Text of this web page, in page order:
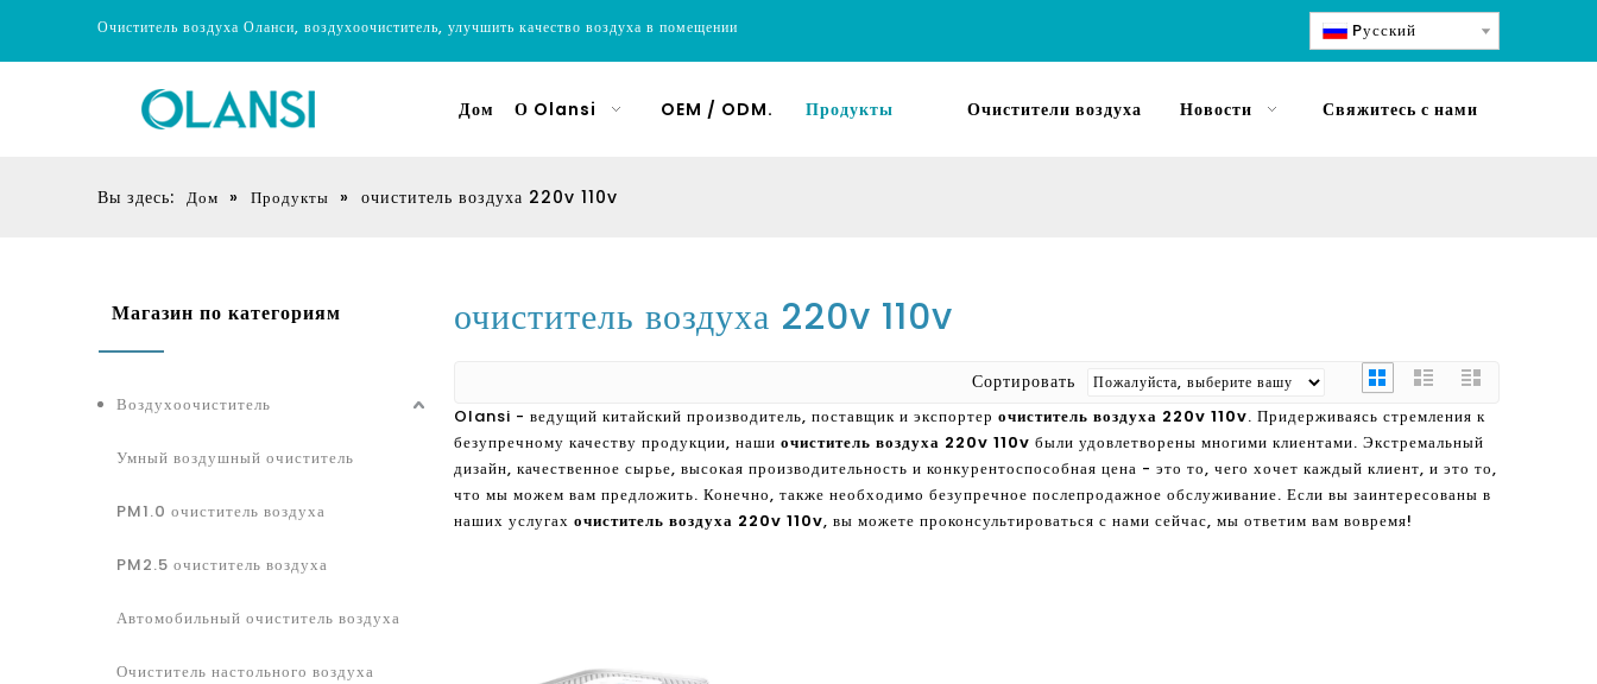
Очиститель воздуха Оланси, воздухоочиститель, улучшить качество воздуха в помещении Pусский
Дом О Olansi OEM / ODM. Продукты Очистители воздуха Новости Свяжитесь с нами
Вы здесь: Дом » Продукты » очиститель воздуха 220v 110v
Магазин по категориям
Воздухоочиститель
Умный воздушный очиститель
PM1.0 очиститель воздуха
PM2.5 очиститель воздуха
Автомобильный очиститель воздуха
Очиститель настольного воздуха
очиститель воздуха 220v 110v
Сортировать
Olansi - ведущий китайский производитель, поставщик и экспортер очиститель воздуха 220v 110v. Придерживаясь стремления к
безупречному качеству продукции, наши очиститель воздуха 220v 110v были удовлетворены многими клиентами. Экстремальный
дизайн, качественное сырье, высокая производительность и конкурентоспособная цена - это то, чего хочет каждый клиент, и это то,
что мы можем вам предложить. Конечно, также необходимо безупречное послепродажное обслуживание. Если вы заинтересованы в
наших услугах очиститель воздуха 220v 110v, вы можете проконсультироваться с нами сейчас, мы ответим вам вовремя!